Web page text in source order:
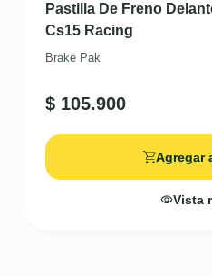
Pastilla De Freno
Cs15 Racing
Brake Pak
$ 105.900
Agregar
Vista